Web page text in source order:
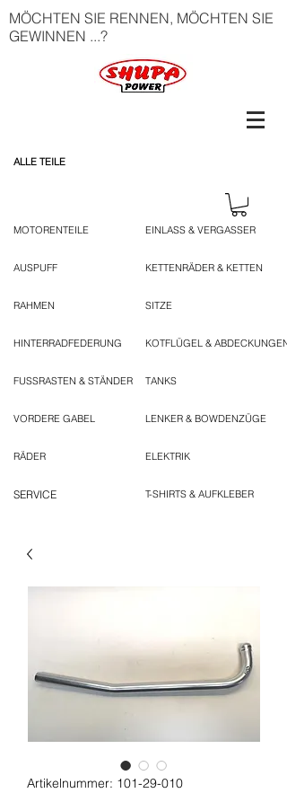
MÖCHTEN SIE RENNEN, MÖCHTEN SIE
GEWINNEN ...?
ALLE TEILE
MOTORENTEILE
AUSPUFF
RAHMEN
HINTERRADFEDERUNG
FUSSRASTEN & STÄNDER
VORDERE GABEL
RÄDER
SERVICE
EINLASS & VERGASSER
KETTENRÄDER & KETTEN
SITZE
KOTFLÜGEL & ABDECKUNGEN
TANKS
LENKER & BOWDENZÜGE
ELEKTRIK
T-SHIRTS & AUFKLEBER
Artikelnummer: 101-29-010